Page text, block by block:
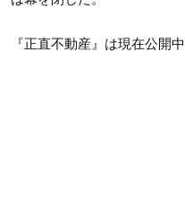
『正直不動産』は現在公開中